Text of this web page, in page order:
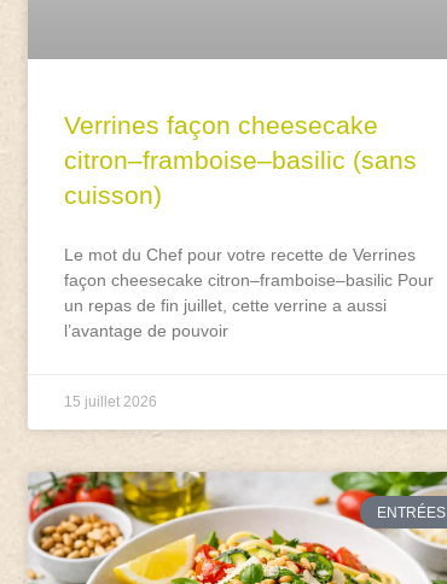
Verrines façon cheesecake
citron–framboise–basilic (sans
cuisson)
Le mot du Chef pour votre recette de Verrines
façon cheesecake citron–framboise–basilic Pour
un repas de fin juillet, cette verrine a aussi
l’avantage de pouvoir
15 juillet 2026
ENTRÉES